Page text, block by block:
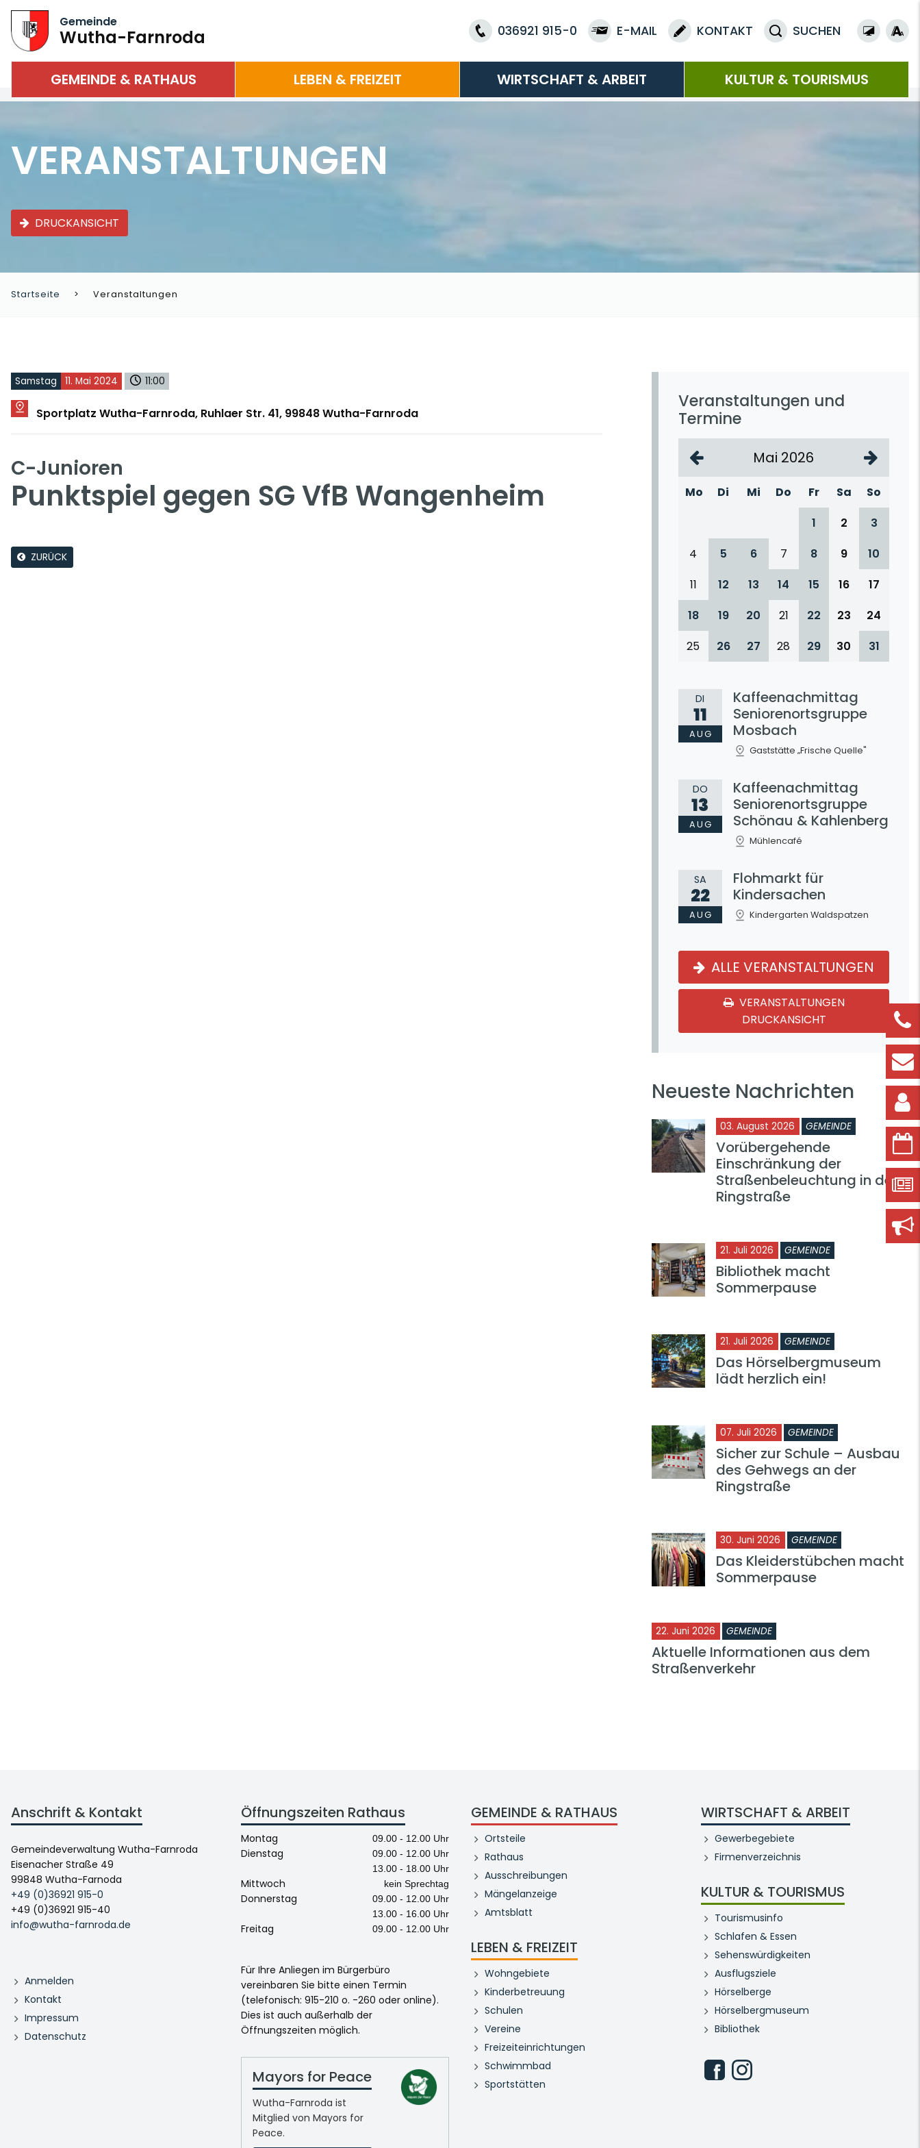
Gemeinde
Wutha-Farnroda 036921 915-0 E-MAIL KONTAKT SUCHEN
GEMEINDE & RATHAUS LEBEN & FREIZEIT WIRTSCHAFT & ARBEIT KULTUR & TOURISMUS
VERANSTALTUNGEN
DRUCKANSICHT
Startseite Veranstaltungen
Samstag 11. Mai 2024 11:00
Sportplatz Wutha-Farnroda, Ruhlaer Str. 41, 99848 Wutha-Farnroda
C-Junioren
Punktspiel gegen SG VfB Wangenheim
ZURÜCK
Veranstaltungen und
Termine
Mai 2026
Mo Di Mi Do Fr Sa
So
1
2
3
4
5 6 7 8 9
10
11
12 13 14 15 16
17
18
19 20 21 22 23
24
25
26 27 28 29 30 31
DI
11
AUG
Kaffeenachmittag
Seniorenortsgruppe
Mosbach
Gaststätte „Frische Quelle"
DO
13
AUG
Kaffeenachmittag
Seniorenortsgruppe
Schönau & Kahlenberg
Mühlencafé
SA
22
AUG
Flohmarkt für
Kindersachen
Kindergarten Waldspatzen
ALLE VERANSTALTUNGEN
VERANSTALTUNGEN
DRUCKANSICHT
Neueste Nachrichten
03. August 2026 GEMEINDE
Vorübergehende
Einschränkung der
Straßenbeleuchtung in der
Ringstraße
21. Juli 2026 GEMEINDE
Bibliothek macht
Sommerpause
21. Juli 2026 GEMEINDE
Das Hörselbergmuseum
lädt herzlich ein!
07. Juli 2026 GEMEINDE
Sicher zur Schule – Ausbau
des Gehwegs an der
Ringstraße
30. Juni 2026 GEMEINDE
Das Kleiderstübchen macht
Sommerpause
22. Juni 2026 GEMEINDE
Aktuelle Informationen aus dem
Straßenverkehr
Anschrift & Kontakt
Gemeindeverwaltung Wutha-Farnroda
Eisenacher Straße 49
99848 Wutha-Farnoda
+49 (0)36921 915-0
+49 (0)36921 915-40
info@wutha-farnroda.de
Anmelden
Kontakt
Impressum
Datenschutz
Öffnungszeiten Rathaus
Montag 09.00 - 12.00 Uhr
Dienstag
09.00 - 12.00 Uhr
13.00 - 18.00 Uhr
Mittwoch kein Sprechtag
Donnerstag
09.00 - 12.00 Uhr
13.00 - 16.00 Uhr
Freitag 09.00 - 12.00 Uhr
Für Ihre Anliegen im Bürgerbüro
vereinbaren Sie bitte einen Termin
(telefonisch: 915-210 o. -260 oder online).
Dies ist auch außerhalb der
Öffnungszeiten möglich.
Mayors for Peace
Wutha-Farnroda ist
Mitglied von Mayors for
Peace.
GEMEINDE & RATHAUS
Ortsteile
Rathaus
Ausschreibungen
Mängelanzeige
Amtsblatt
LEBEN & FREIZEIT
Wohngebiete
Kinderbetreuung
Schulen
Vereine
Freizeiteinrichtungen
Schwimmbad
Sportstätten
WIRTSCHAFT & ARBEIT
Gewerbegebiete
Firmenverzeichnis
KULTUR & TOURISMUS
Tourismusinfo
Schlafen & Essen
Sehenswürdigkeiten
Ausflugsziele
Hörselberge
Hörselbergmuseum
Bibliothek